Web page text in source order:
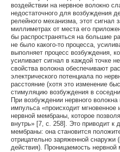
воздействии на нервное волокно
недостаточного для возбуждения
релейного механизма, этот сигнал
миллиметрах от места его
бы распространяться на большие
не было какого-то процесса,
выполняет процесс возбуждения,
усиливает сигнал в каждой точке
свойства волокна обеспечивают
электрического потенциала по
расстояние (хотя это изменение
стимуляцию возбуждения в
При возбуждении нервного волокна
импульса «происходит мгновенное
нервной мембраны, которое
внутрь» [7, с. 258]. Это приводит к
мембраны: она становится
отрицательно заряженной снаружи
действия). Проницаемость